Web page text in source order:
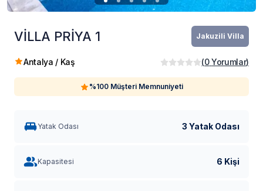
VİLLA PRİYA 1 Jakuzili Villa
Antalya / Kaş (0 Yorumlar)
%100 Müşteri Memnuniyeti
Yatak Odası 3 Yatak Odası
Kapasitesi 6 Kişi